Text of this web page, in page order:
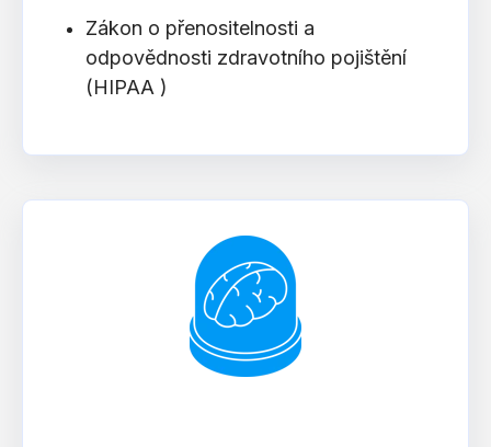
Zákon o přenositelnosti a
odpovědnosti zdravotního pojištění
(HIPAA )